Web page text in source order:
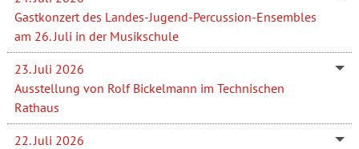
Gastkonzert des Landes-Jugend-Percussion-Ensembles
am 26. Juli in der Musikschule
23. Juli 2026
Ausstellung von Rolf Bickelmann im Technischen
Rathaus
22. Juli 2026